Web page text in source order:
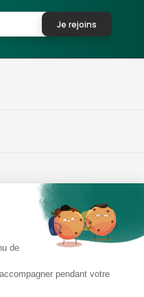
Je rejoins
de
pendant votre